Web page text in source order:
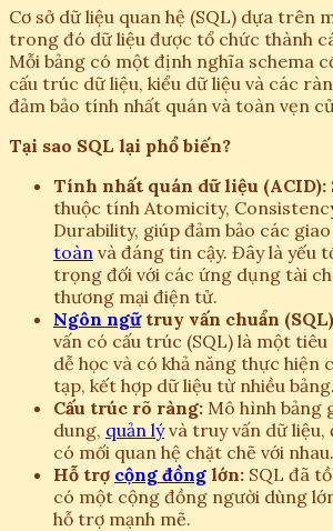
Cơ sở dữ liệu quan hệ (SQL) dựa trên
trong đó dữ liệu được tổ chức thành
Mỗi bảng có một định nghĩa schema
cấu trúc dữ liệu, kiểu dữ liệu và các
đảm bảo tính nhất quán và toàn vẹn
Tại sao SQL lại phổ biến?
Tính nhất quán dữ liệu (ACID):
thuộc tính Atomicity,
Durability, giúp đảm bảo các
toàn và đáng tin cậy. Đây là yếu
trọng đối với các ứng dụng tài
thương mại điện tử.
Ngôn ngữtruy vấn chuẩn
vấn có cấu trúc (SQL) là một tiêu
dễ học và có khả năng thực hiện
tạp, kết hợp dữ liệu từ nhiều bảng.
Cấu trúc rõ ràng: Mô hình bảng
dung, quản lývà truy vấn dữ liệu,
có mối quan hệ chặt chẽ với nhau.
Hỗ trợ cộng đồng lớn: SQL đã
có một cộng đồng người dùng
hỗ trợ mạnh mẽ.